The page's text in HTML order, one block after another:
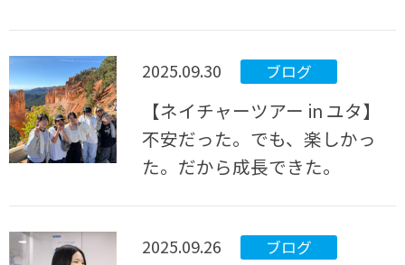
2025.09.30 ブログ
【ネイチャーツアー in ユタ】
不安だった。でも、楽しかっ
た。だから成長できた。
2025.09.26 ブログ